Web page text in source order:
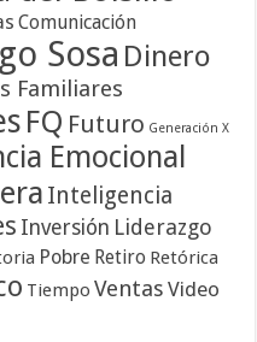
Comunicación
Sosa Dinero
Familiares
FQ Futuro Generación X
Emocional
Inteligencia
Inversión Liderazgo
Pobre Retiro Retórica
Tiempo Ventas Video